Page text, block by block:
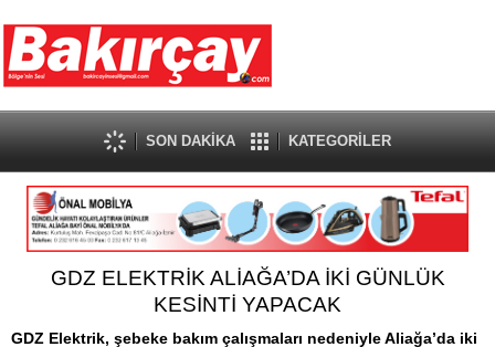
SON DAKİKA KATEGORİLER
GDZ ELEKTRİK ALİAĞA’DA İKİ GÜNLÜK
KESİNTİ YAPACAK
GDZ Elektrik, şebeke bakım çalışmaları nedeniyle Aliağa’da iki